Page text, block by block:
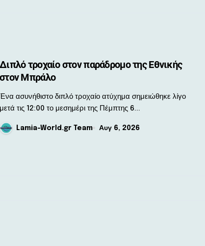
Διπλό τροχαίο στον παράδρομο της Εθνικής
στον Μπράλο
Ένα ασυνήθιστο διπλό τροχαίο ατύχημα σημειώθηκε λίγο
μετά τις 12:00 το μεσημέρι της Πέμπτης 6...
Lamia-World.gr Team Αυγ 6, 2026